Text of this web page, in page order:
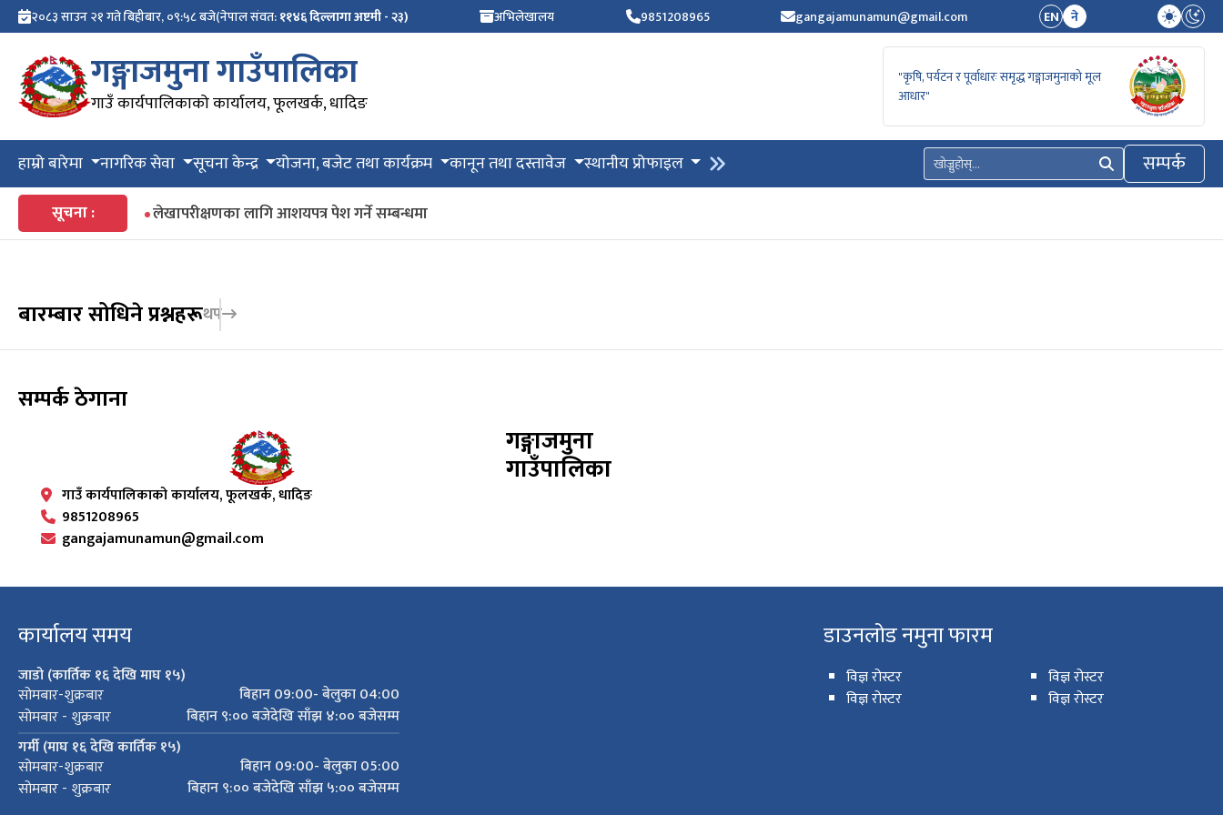
२०८३ साउन २१ गते बिहीबार, ०९:५८ बजे(नेपाल संवत:११४६ दिल्लागा अष्टमी - २३) अभिलेखालय 9851208965 gangajamunamun@gmail.com EN ने
गङ्गाजमुना गाउँपालिका
गाउँ कार्यपालिकाको कार्यालय, फूलखर्क, धादिङ
"कृषि, पर्यटन र पूर्वाधारः समृद्ध गङ्गाजमुनाको मूल
आधार"
हाम्रो बारेमा नागरिक सेवा सूचना केन्द्र योजना, बजेट तथा कार्यक्रम कानून तथा दस्तावेज स्थानीय प्रोफाइल खोज्नुहोस् सम्पर्क
सूचना : लेखापरीक्षणका लागि आशयपत्र पेश गर्ने सम्बन्धमा
बारम्बार सोधिने प्रश्नहरूथप
सम्पर्क ठेगाना
गङ्गाजमुना
गाउँपालिका
गाउँ कार्यपालिकाको कार्यालय, फूलखर्क, धादिङ
9851208965
gangajamunamun@gmail.com
कार्यालय समय
जाडो (कार्तिक १६ देखि माघ १५)
सोमबार-शुक्रबार
बिहान 09:00- बेलुका 04:00
सोमबार - शुक्रबार
बिहान ९:०० बजेदेखि साँझ ४:०० बजेसम्म
गर्मी (माघ १६ देखि कार्तिक १५)
सोमबार-शुक्रबार
बिहान 09:00- बेलुका 05:00
सोमबार - शुक्रबार
बिहान ९:०० बजेदेखि साँझ ५:०० बजेसम्म
डाउनलोड नमुना फारम
विज्ञ रोस्टर
विज्ञ रोस्टर
विज्ञ रोस्टर
विज्ञ रोस्टर